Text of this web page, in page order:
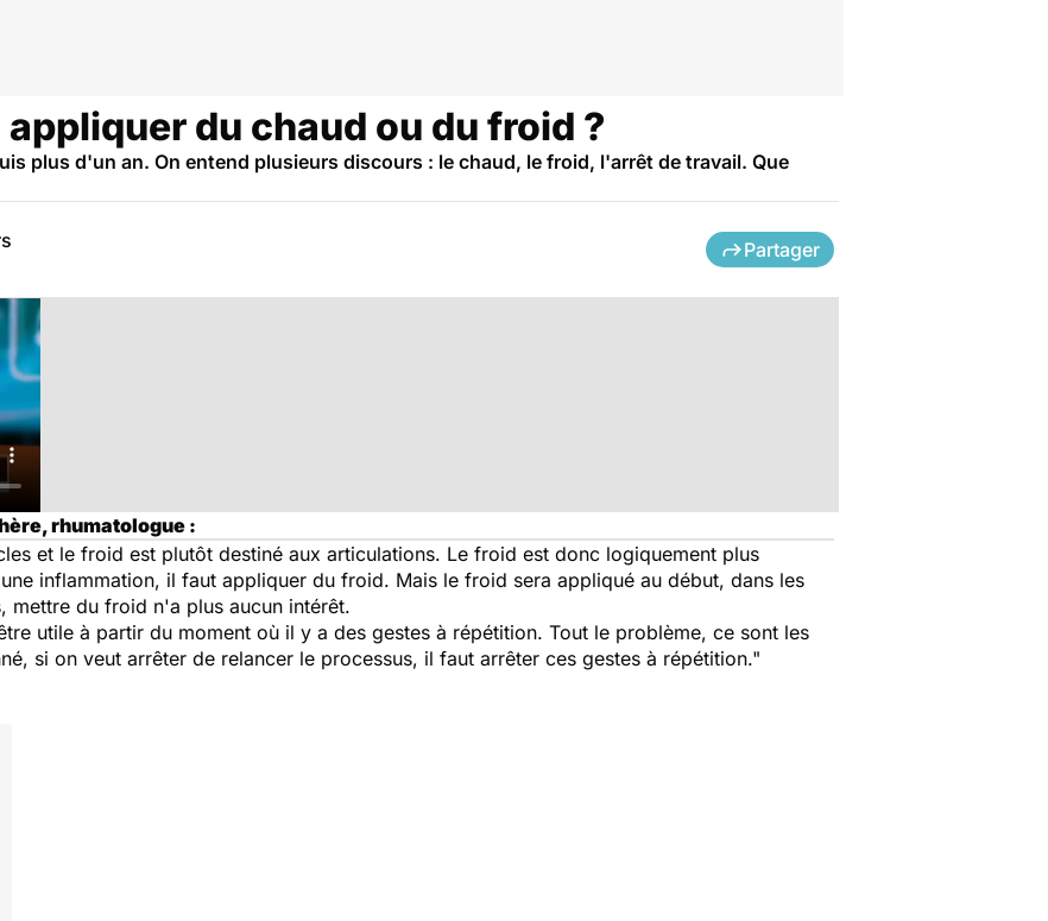
du chaud ou du froid ?
plus d'un an. On entend plusieurs discours : le chaud, le froid, l'arrêt de travail. Que
Partager
rhumatologue :
et le froid est plutôt destiné aux articulations. Le froid est donc logiquement plus
inflammation, il faut appliquer du froid. Mais le froid sera appliqué au début, dans les
mettre du froid n'a plus aucun intérêt.
utile à partir du moment où il y a des gestes à répétition. Tout le problème, ce sont les
si on veut arrêter de relancer le processus, il faut arrêter ces gestes à répétition."